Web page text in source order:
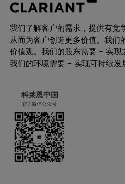
我们了解客户的需求，提供有竞
从而为客户创造更多价值。我们
价值观。我们的股东需要 – 实现
我们的环境需要 – 实现可持续发
科莱恩中国
官方微信公众号